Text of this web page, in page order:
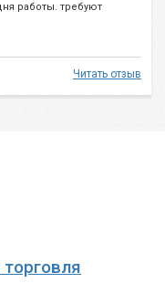
работы. требуют
Читать отзыв